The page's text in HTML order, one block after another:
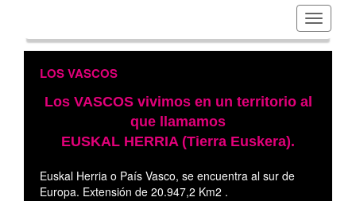
LOS VASCOS
Los VASCOS vivimos en un territorio al
que llamamos
EUSKAL​ HERRIA (Tierra Euskera).
Euskal Herria o País Vasco, se encuentra al sur de
Europa. Extensión de 20.947,2 Km2 .